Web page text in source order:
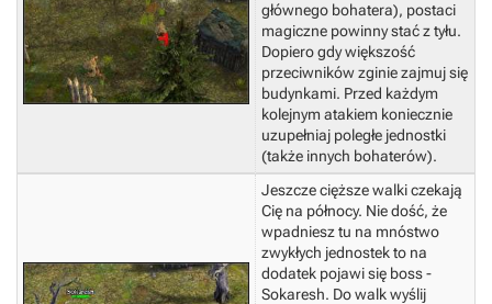
głównego bohatera), postaci
magiczne powinny stać z tyłu.
Dopiero gdy większość
przeciwników zginie zajmuj się
budynkami. Przed każdym
kolejnym atakiem koniecznie
uzupełniaj poległe jednostki
(także innych bohaterów).
Jeszcze cięższe walki czekają
Cię na północy. Nie dość, że
wpadniesz tu na mnóstwo
zwykłych jednostek to na
dodatek pojawi się boss -
Sokaresh. Do walk wyślij